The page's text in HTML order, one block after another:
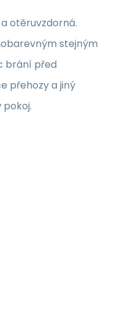
otěruvzdorná.
stejným
brání před
přehozy a jiný